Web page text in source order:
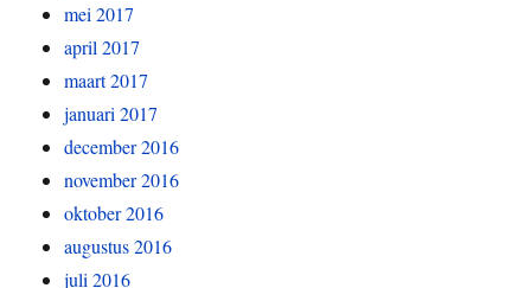
mei 2017
april 2017
maart 2017
januari 2017
december 2016
november 2016
oktober 2016
augustus 2016
juli 2016